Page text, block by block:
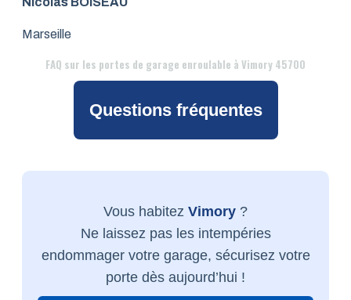
Marseille
FAQ sur les portes de garage enroulable à Vimory 45700
Questions fréquentes
Vous habitez Vimory ?
Ne laissez pas les intempéries
endommager votre garage, sécurisez votre
porte dès aujourd’hui !